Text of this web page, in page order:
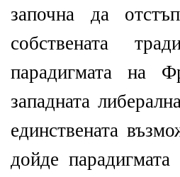
започна да
собствената
парадигмата на
западната
единствената
дойде